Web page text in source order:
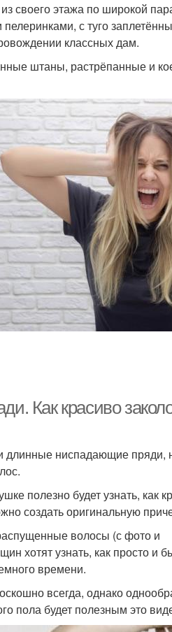
своего этажа по широкой
пелеринками, с туго
классных дам.
штаны, растрёпанные и
Как красиво
длинные ниспадающие пряди,
полезно будет узнать, как
создать оригинальную
волосы (с фото и
хотят узнать, как просто и
времени.
всегда, однако
пола будет полезным это